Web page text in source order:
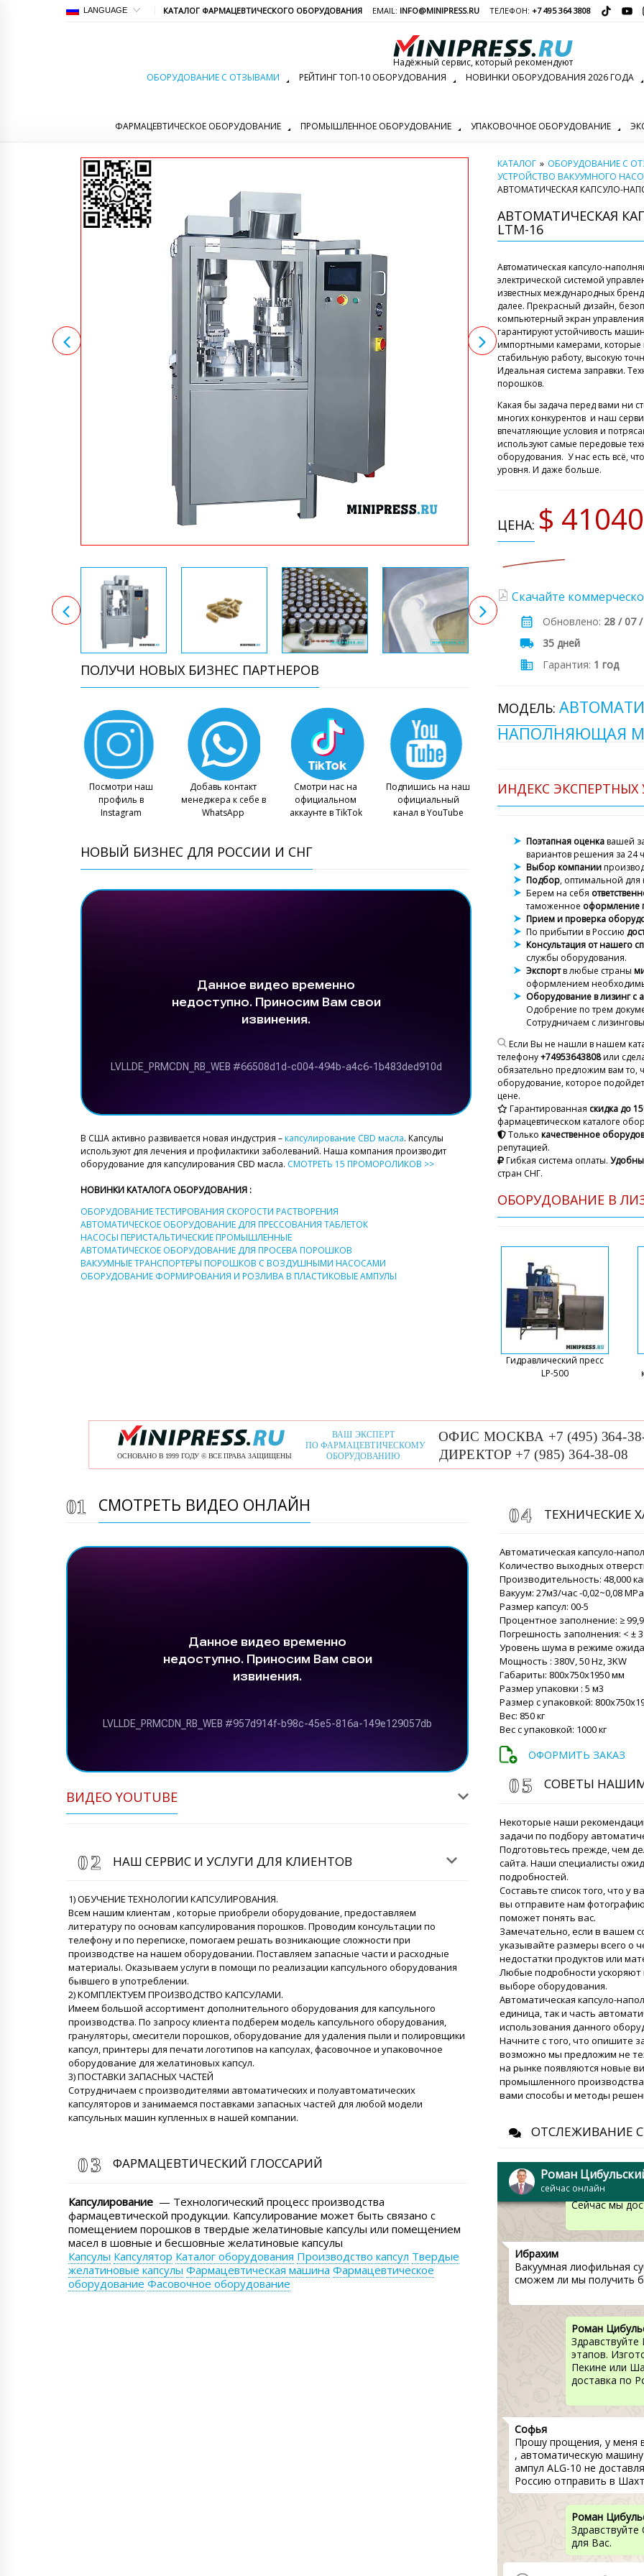
LANGUAGE КАТАЛОГ ФАРМАЦЕВТИЧЕСКОГО ОБОРУДОВАНИЯ EMAIL: INFO@MINIPRESS.RU ТЕЛЕФОН: +7 495 364 3808
Надёжный сервис, который рекомендуют
ОБОРУДОВАНИЕ С ОТЗЫВАМИ
РЕЙТИНГ ТОП-10 ОБОРУДОВАНИЯ НОВИНКИ ОБОРУДОВАНИЯ 2026 ГОДА
ФАРМАЦЕВТИЧЕСКОЕ ОБОРУДОВАНИЕ ПРОМЫШЛЕННОЕ ОБОРУДОВАНИЕ УПАКОВОЧНОЕ ОБОРУДОВАНИЕ
ПОЛУЧИ НОВЫХ БИЗНЕС ПАРТНЕРОВ
Посмотри наш
профиль в
Instagram
Добавь контакт
менеджера к себе в
WhatsApp
Смотри нас на
официальном
аккаунте в TikTok
Подпишись на наш
официальный
канал в YouTube
НОВЫЙ БИЗНЕС ДЛЯ РОССИИ И СНГ
В США активно развивается новая индустрия –капсулирование CBD масла. Капсулы
используют для лечения и профилактики заболеваний. Наша компания производит
оборудование для капсулирования CBD масла. СМОТРЕТЬ 15 ПРОМОРОЛИКОВ >>
НОВИНКИ КАТАЛОГА ОБОРУДОВАНИЯ :
ОБОРУДОВАНИЕ ТЕСТИРОВАНИЯ СКОРОСТИ РАСТВОРЕНИЯ
АВТОМАТИЧЕСКОЕ ОБОРУДОВАНИЕ ДЛЯ ПРЕССОВАНИЯ ТАБЛЕТОК
НАСОСЫ ПЕРИСТАЛЬТИЧЕСКИЕ ПРОМЫШЛЕННЫЕ
АВТОМАТИЧЕСКОЕ ОБОРУДОВАНИЕ ДЛЯ ПРОСЕВА ПОРОШКОВ
ВАКУУМНЫЕ ТРАНСПОРТЕРЫ ПОРОШКОВ С ВОЗДУШНЫМИ НАСОСАМИ
ОБОРУДОВАНИЕ ФОРМИРОВАНИЯ И РОЗЛИВА В ПЛАСТИКОВЫЕ АМПУЛЫ
КАТАЛОГ » ОБОРУДОВАНИЕ С
УСТРОЙСТВО ВАКУУМНОГО
АВТОМАТИЧЕСКАЯ КАПСУЛО-
АВТОМАТИЧЕСКАЯ
LTM-16
Автоматическая капсуло-
электрической системой
известных международных
далее. Прекрасный дизайн,
компьютерный экран
гарантируют устойчивость
импортными камерами, которые
стабильную работу, высокую
Идеальная система заправки.
порошков.
Какая бы задача перед вами ни
многих конкурентов и наш
впечатляющие условия и
используют самые передовые
оборудования. У нас есть всё,
уровня. И даже больше.
ЦЕНА: $ 41040
Скачайте
Обновлено: 28 / 07
35 дней
Гарантия: 1 год
МОДЕЛЬ:
НАПОЛНЯЮЩАЯ
ИНДЕКС ЭКСПЕРТНЫХ
Поэтапная оценкавашей
вариантов решения за 24
Выбор компании
Подбор, оптимальной для
Берем на себя
таможенное оформление
Прием и проверка
По прибытии в Россию
Консультация от нашего
службы оборудования.
Экспортв любые страны
оформлением
Оборудование в лизинг с
Одобрение по трем
Сотрудничаем с
Если Вы не нашли в нашем
телефону+74953643808или
обязательно предложим вам то,
оборудование, которое
цене.
Гарантированная скидка до
фармацевтическом каталоге
Только качественное
репутацией.
Гибкая система оплаты.
стран СНГ.
ОБОРУДОВАНИЕ В
Гидравлический пресс
LP-500
СМОТРЕТЬ ВИДЕО ОНЛАЙН
ВИДЕО YOUTUBE
НАШ СЕРВИС И УСЛУГИ ДЛЯ КЛИЕНТОВ
1) ОБУЧЕНИЕ ТЕХНОЛОГИИ КАПСУЛИРОВАНИЯ.
Всем нашим клиентам , которые приобрели оборудование, предоставляем
литературу по основам капсулирования порошков. Проводим консультации по
телефону и по переписке, помогаем решать возникающие сложности при
производстве на нашем оборудовании. Поставляем запасные части и расходные
материалы. Оказываем услуги в помощи по реализации капсульного оборудования
бывшего в употреблении.
2) КОМПЛЕКТУЕМ ПРОИЗВОДСТВО КАПСУЛАМИ.
Имеем большой ассортимент дополнительного оборудования для капсульного
производства. По запросу клиента подберем модель капсульного оборудования,
грануляторы, смесители порошков, оборудование для удаления пыли и полировщики
капсул, принтеры для печати логотипов на капсулах, фасовочное и упаковочное
оборудование для желатиновых капсул.
3) ПОСТАВКИ ЗАПАСНЫХ ЧАСТЕЙ
Сотрудничаем с производителями автоматических и полуавтоматических
капсуляторов и занимаемся поставками запасных частей для любой модели
капсульных машин купленных в нашей компании.
ФАРМАЦЕВТИЧЕСКИЙ ГЛОССАРИЙ
Капсулирование — Технологический процесс производства
фармацевтической продукции. Капсулирование может быть связано с
помещением порошков в твердые желатиновые капсулы или помещением
масел в шовные и бесшовные желатиновые капсулы
Капсулы Капсулятор Каталог оборудования Производство капсул Твердые
желатиновые капсулы Фармацевтическая машина Фармацевтическое
оборудование Фасовочное оборудование
ТЕХНИЧЕСКИЕ
Автоматическая капсуло-
Количество выходных
Производительность: 48,000
Вакуум: 27м3/час -0,02~0,08 MPa
Размер капсул: 00-5
Процентное заполнение: ≥
Погрешность заполнения: < ± 3
Уровень шума в режиме
Мощность : 380V, 50 Hz, 3KW
Габариты: 800x750x1950 мм
Размер упаковки : 5 м3
Размер с упаковкой:
Вес: 850 кг
Вес с упаковкой: 1000 кг
ОФОРМИТЬ ЗАКАЗ
СОВЕТЫ
Некоторые наши
задачи по подбору
Подготовьтесь прежде, чем
сайта. Наши специалисты
подробностей.
Составьте список того, что у
вы отправите нам
поможет понять вас.
Замечательно, если в вашем
указывайте размеры всего о
недостатки продуктов или
Любые подробности
выборе оборудования.
Автоматическая капсуло-
единица, так и часть
использования данного
Начните с того, что опишите
возможно мы предложим не
на рынке появляются новые
промышленного
вами способы и методы
ОТСЛЕЖИВАНИЕ
Роман
сейчас онлайн
Аделя
Прошу Вас сообщите,
пресс RZ-10A в Балхаш ?
Роман
планируется
Спасибо.
Руслан
Мы отправили на почту
поврежденного ящика с
мембран марки FG-08.
Добрый
частая
распаковать
Посмотрим и
Виталий
Мы отправили на почту
поврежденного ящика с
мембран марки FG-08.
Роман
Добрый день,
частая
распаковать
Посмотрим и
Арби
Горизонтальная
Роман
Здравствуйте
рано. Через
Султан
Автомат для наполнения
купили месяц назад,
Здравствуйте
водитель.
Замир
порошков QV-05 в
Роман
скан
Рашид
Добрый день! Я надеюсь
Таблеточный пресс UNIC
прокомментируйте.
Роман
Добрый день,
службой
вашему
Любовь
Получили наш заказ (
ФОРСУНКИ !!!
Роман
успели
Сейчас мы
Ибрахим
Вакуумная лиофильная
сможем ли мы получить
Роман
этапов.
Пекине или
доставка по
Софья
Прошу прощения, у меня
, автоматическую
ампул ALG-10 не
Россию отправить в
Роман
для Вас.